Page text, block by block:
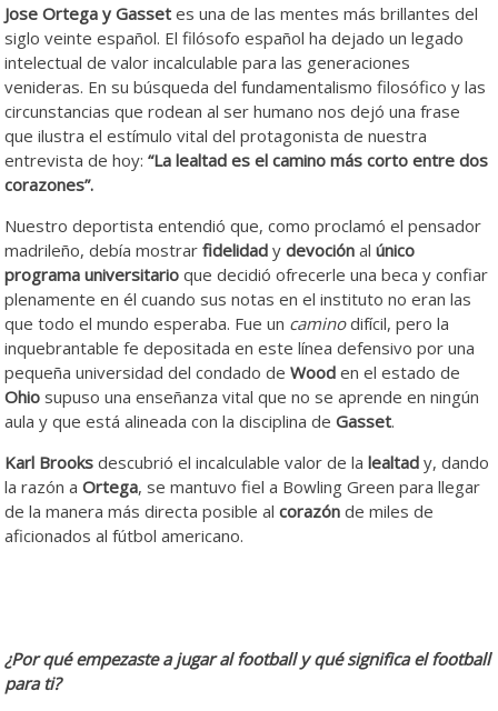
Jose Ortega y Gassetes una de las mentes más brillantes del
siglo veinte español. El filósofo español ha dejado un legado
intelectual de valor incalculable para las generaciones
venideras. En su búsqueda del fundamentalismo filosófico y las
circunstancias que rodean al ser humano nos dejó una frase
que ilustra el estímulo vital del protagonista de nuestra
entrevista de hoy:“La lealtad es el camino más corto entre dos
corazones”.
Nuestro deportista entendió que, como proclamó el pensador
madrileño, debía mostrarfidelidad ydevoción alúnico
programa universitario que decidió ofrecerle una beca y confiar
plenamente en él cuando sus notas en el instituto no eran las
que todo el mundo esperaba. Fue un caminodifícil, pero la
inquebrantable fe depositada en este línea defensivo por una
pequeña universidad del condado deWood en el estado de
Ohio supuso una enseñanza vital que no se aprende en ningún
aula y que está alineada con la disciplina deGasset.
Karl Brooksdescubrió el incalculable valor de lalealtad y, dando
la razón aOrtega, se mantuvo fiel a Bowling Green para llegar
de la manera más directa posible alcorazón de miles de
aficionados al fútbol americano.
¿Por qué empezaste a jugar al football y qué significa el football
para ti?